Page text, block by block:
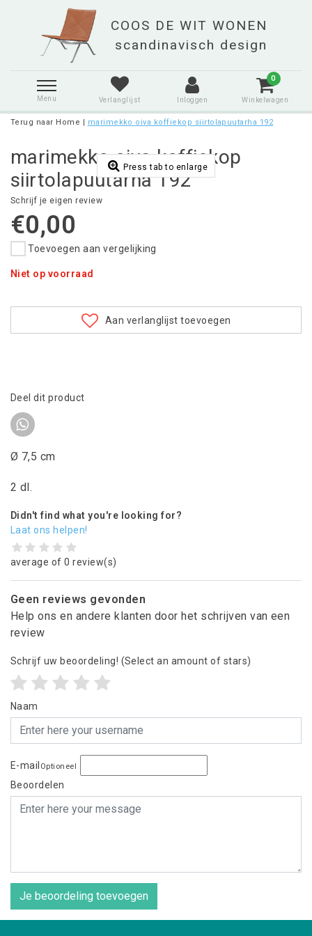
Menu Verlanglijst Inloggen
0
Winkelwagen
Terug naar Home | marimekko oiva koffiekop siirtolapuutarha 192
marimekko oiva koffiekop
siirtolapuutarha 192
Schrijf je eigen review
Press tab to enlarge
€0,00
Toevoegen aan vergelijking
Niet op voorraad
Aan verlanglijst toevoegen
Deel dit product
Ø 7,5 cm
2 dl.
Didn't find what you're looking for?
Laat ons helpen!
average of 0 review(s)
Geen reviews gevonden
Help ons en andere klanten door het schrijven van een
review
Schrijf uw beoordeling! (Select an amount of stars)
Naam
E-mail Optioneel
Beoordelen
Je beoordeling toevoegen